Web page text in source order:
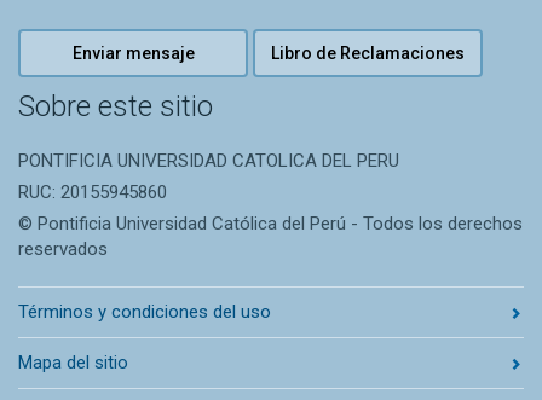
Enviar mensaje Libro de Reclamaciones
Sobre este sitio
PONTIFICIA UNIVERSIDAD CATOLICA DEL PERU
RUC: 20155945860
© Pontificia Universidad Católica del Perú - Todos los derechos
reservados
Términos y condiciones del uso
Mapa del sitio